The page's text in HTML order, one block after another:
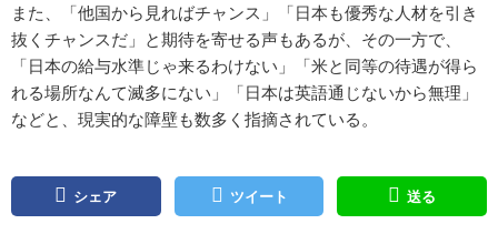
また、「他国から見ればチャンス」「日本も優秀な人材を引き
抜くチャンスだ」と期待を寄せる声もあるが、その一方で、
「日本の給与水準じゃ来るわけない」「米と同等の待遇が得ら
れる場所なんて滅多にない」「日本は英語通じないから無理」
などと、現実的な障壁も数多く指摘されている。
シェア ツイート 送る